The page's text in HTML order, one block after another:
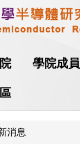
學院成員
消息